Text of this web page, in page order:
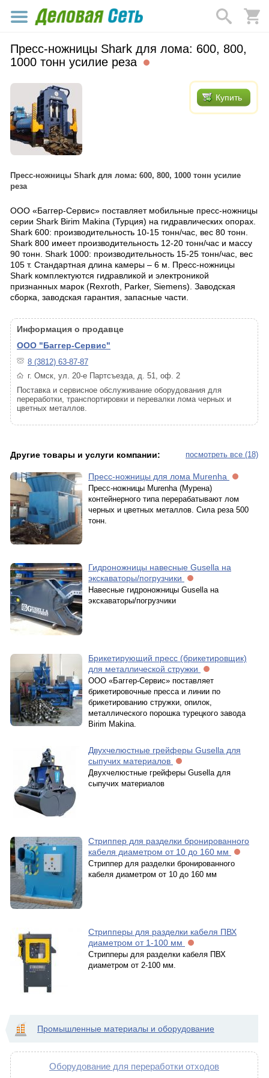
Пресс-ножницы Shark для лома: 600, 800,
1000 тонн усилие реза
Купить
Пресс-ножницы Shark для лома: 600, 800, 1000 тонн усилие
реза
ООО «Баггер-Сервис» поставляет мобильные пресс-ножницы
серии Shark Birim Makina (Турция) на гидравлических опорах.
Shark 600: производительность 10-15 тонн/час, вес 80 тонн.
Shark 800 имеет производительность 12-20 тонн/час и массу
90 тонн. Shark 1000: производительность 15-25 тонн/час, вес
105 т. Стандартная длина камеры – 6 м. Пресс-ножницы
Shark комплектуются гидравликой и электроникой
признанных марок (Rexroth, Parker, Siemens). Заводская
сборка, заводская гарантия, запасные части.
Информация о продавце
ООО "Баггер-Сервис"
8 (3812) 63-87-87
г. Омск, ул. 20-е Партсъезда, д. 51, оф. 2
Поставка и сервисное обслуживание оборудования для
переработки, транспортировки и перевалки лома черных и
цветных металлов.
посмотреть все (18)
Другие товары и услуги компании:
Пресс-ножницы для лома Murenha
Пресс-ножницы Murenha (Мурена)
контейнерного типа перерабатывают лом
черных и цветных металлов. Сила реза 500
тонн.
Гидроножницы навесные Gusella на
экскаваторы/погрузчики
Навесные гидроножницы Gusella на
экскаваторы/погрузчики
Брикетирующий пресс (брикетировщик)
для металлической стружки
ООО «Баггер-Сервис» поставляет
брикетировочные пресса и линии по
брикетированию стружки, опилок,
металлического порошка турецкого завода
Birim Makina.
Двухчелюстные грейферы Gusella для
сыпучих материалов
Двухчелюстные грейферы Gusella для
сыпучих материалов
Стриппер для разделки бронированного
кабеля диаметром от 10 до 160 мм
Стриппер для разделки бронированного
кабеля диаметром от 10 до 160 мм
Стрипперы для разделки кабеля ПВХ
диаметром от 1-100 мм
Стрипперы для разделки кабеля ПВХ
диаметром от 2-100 мм.
Промышленные материалы и оборудование
Оборудование для переработки отходов